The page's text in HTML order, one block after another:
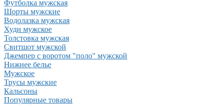
Футболка мужская
Шорты мужские
Водолазка мужская
Худи мужское
Толстовка мужская
Свитшот мужской
Джемпер с воротом "поло" мужской
Нижнее белье
Мужское
Трусы мужские
Кальсоны
Популярные товары